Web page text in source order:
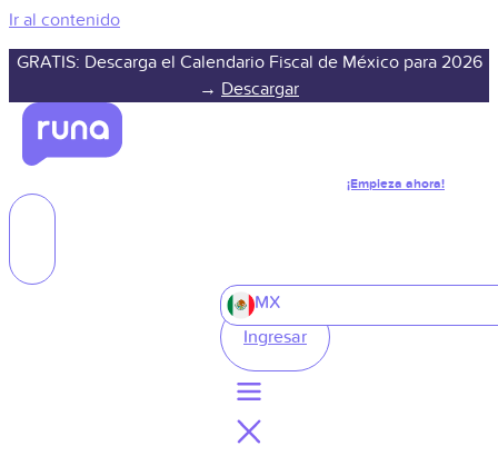
Ir al contenido
GRATIS: Descarga el Calendario Fiscal de México para 2026
→ Descargar
¡Empieza ahora!
MX
Ingresar